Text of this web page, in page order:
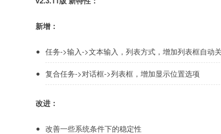
新增：
任务->输入->文本输入，列表方式，增加列表框自动
复合任务->对话框->列表框，增加显示位置选项
改进：
改善一些系统条件下的稳定性